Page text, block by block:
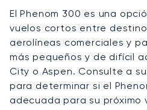
El Phenom 300 es una
vuelos cortos entre
aerolíneas comerciales y
más pequeños y de difícil
City o Aspen. Consulte a
para determinar si el
adecuada para su próximo